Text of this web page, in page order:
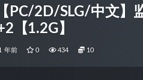
PC/2D/SLG/中文】
【1.2G】
年前 0 434 10